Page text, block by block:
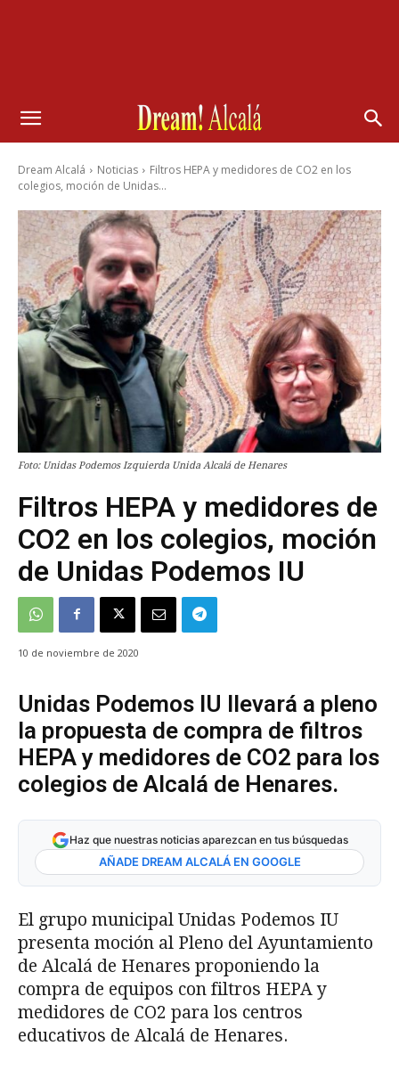
Dream Alcalá Noticias
Filtros HEPA y medidores de CO2 en los
colegios, moción de Unidas...
Foto: Unidas Podemos Izquierda Unida Alcalá de Henares
Filtros HEPA y medidores de
CO2 en los colegios, moción
de Unidas Podemos IU
10 de noviembre de 2020
Unidas Podemos IU llevará a pleno
la propuesta de compra de filtros
HEPA y medidores de CO2 para los
colegios de Alcalá de Henares.
Haz que nuestras noticias aparezcan en tus búsquedas
AÑADE DREAM ALCALÁ EN GOOGLE
El grupo municipal Unidas Podemos IU
presenta moción al Pleno del Ayuntamiento
de Alcalá de Henares proponiendo la
compra de equipos con filtros HEPA y
medidores de CO2 para los centros
educativos de Alcalá de Henares.